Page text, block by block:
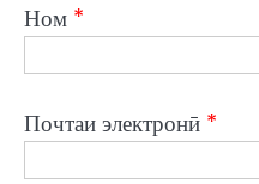
Ном *
Почтаи электронӣ *